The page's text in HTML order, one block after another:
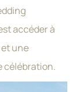
accéder à
une
célébration.